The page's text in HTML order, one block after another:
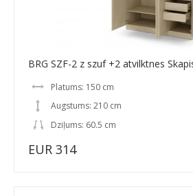
BRG SZF-2 z szuf +2 atvilktnes
Platums: 150 cm
Augstums: 210 cm
Dziļums: 60.5 cm
EUR 314